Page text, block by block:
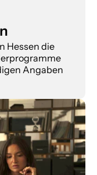
Hessen die
Angaben